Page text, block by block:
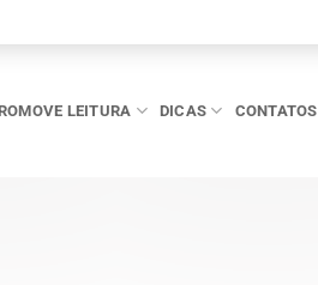
LEITURA DICAS CONTATOS